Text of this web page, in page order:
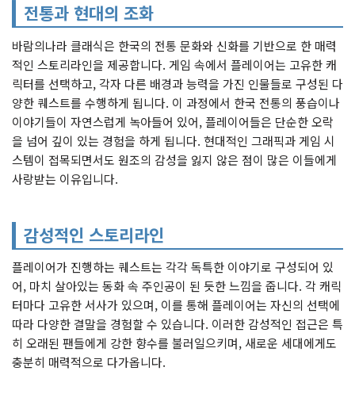
전통과 현대의 조화
바람의나라 클래식은 한국의 전통 문화와 신화를 기반으로 한 매력
적인 스토리라인을 제공합니다. 게임 속에서 플레이어는 고유한 캐
릭터를 선택하고, 각자 다른 배경과 능력을 가진 인물들로 구성된 다
양한 퀘스트를 수행하게 됩니다. 이 과정에서 한국 전통의 풍습이나
이야기들이 자연스럽게 녹아들어 있어, 플레이어들은 단순한 오락
을 넘어 깊이 있는 경험을 하게 됩니다. 현대적인 그래픽과 게임 시
스템이 접목되면서도 원조의 감성을 잃지 않은 점이 많은 이들에게
사랑받는 이유입니다.
감성적인 스토리라인
플레이어가 진행하는 퀘스트는 각각 독특한 이야기로 구성되어 있
어, 마치 살아있는 동화 속 주인공이 된 듯한 느낌을 줍니다. 각 캐릭
터마다 고유한 서사가 있으며, 이를 통해 플레이어는 자신의 선택에
따라 다양한 결말을 경험할 수 있습니다. 이러한 감성적인 접근은 특
히 오래된 팬들에게 강한 향수를 불러일으키며, 새로운 세대에게도
충분히 매력적으로 다가옵니다.